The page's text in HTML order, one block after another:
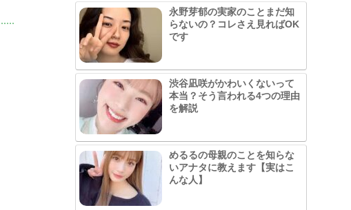
永野芽郁の実家のことまだ知
らないの？コレさえ見ればOK
です
渋谷凪咲がかわいくないって
本当？そう言われる4つの理由
を解説
めるるの母親のことを知らな
いアナタに教えます【実はこ
んな人】